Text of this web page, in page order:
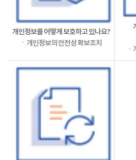
개인정보를 어떻게 보호하고 있나요?
ㆍ개인정보의 안전성 확보조치